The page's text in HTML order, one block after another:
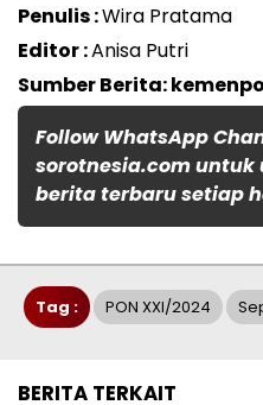
Penulis :Wira Pratama
Editor :Anisa Putri
Sumber Berita:
Follow WhatsApp
sorotnesia.com untuk
berita terbaru setiap
Tag : PON XXI/2024
BERITA TERKAIT